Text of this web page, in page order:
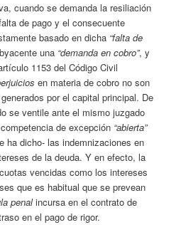
cuando se demanda la resiliación
de pago y el consecuente
basado en dicha “falta de
una “demanda en cobro”, y
1153 del Código Civil
en materia de cobro no son
por el capital principal. De
se ventile ante el mismo juzgado
de excepción “abierta”
ha dicho- las indemnizaciones en
de la deuda. Y en efecto, la
vencidas como los intereses
que es habitual que se prevean
penalincursa en el contrato de
en el pago de rigor.